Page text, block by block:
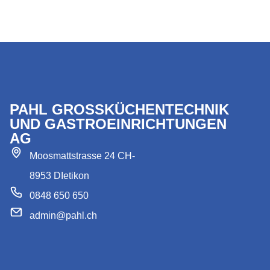
PAHL GROSSKÜCHENTECHNIK
UND GASTROEINRICHTUNGEN
AG
Moosmattstrasse 24 CH-
8953 DIetikon
0848 650 650
admin@pahl.ch